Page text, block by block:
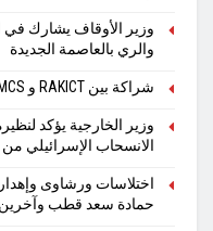
وزير الأوقاف يشارك في
والري بالعاصمة الجديدة
شراكة بين RAKICT و MCS لتدريب كاسبرسكي
وزير الخارجية يؤكد
الانسحاب الإسرائيلي من
اختلاسات ورشاوى
حمادة سعد قطب وآخرين